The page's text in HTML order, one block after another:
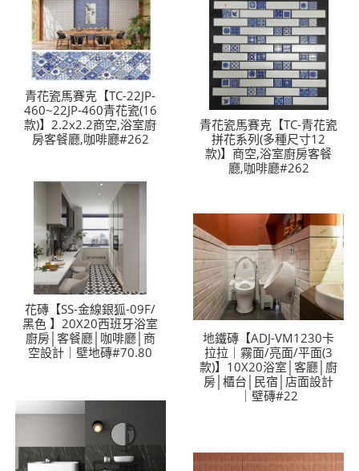
青花瓷馬賽克【TC-22JP-
460~22JP-460青花瓷(16
款)】2.2x2.2商空,浴室廚
房客餐廳,咖啡廳#262
青花瓷馬賽克【TC-青花瓷
拼花系列(多種尺寸12
款)】商空,浴室廚房客餐
廳,咖啡廳#262
花磚【SS-金線銀狐-09F/
黑色 】20X20西班牙浴室
廚房│客餐廳│咖啡廳│商
空設計｜壁地磚#70.80
地鐵磚【ADJ-VM1230卡
拉拉｜霧面/亮面/平面(3
款)】10X20浴室│客廳│廚
房│櫃台│民宿│店面設計
｜壁磚#22